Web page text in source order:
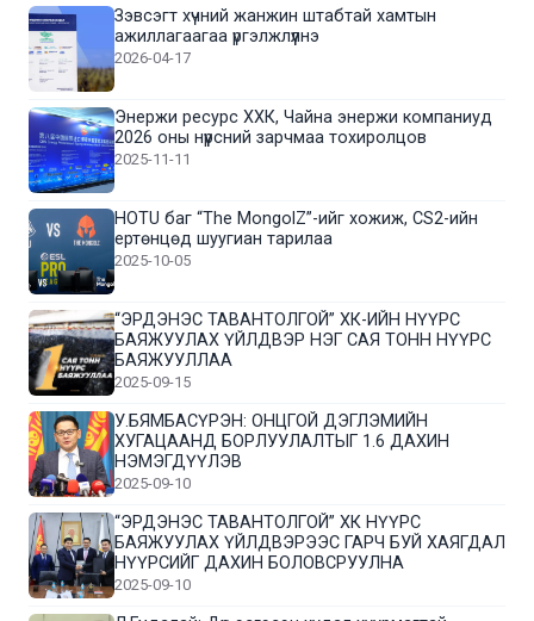
Зэвсэгт хүчний жанжин штабтай хамтын
ажиллагаагаа үргэлжлүүлнэ
2026-04-17
Энержи ресурс ХХК, Чайна энержи компаниуд
2026 оны нүүрсний зарчмаа тохиролцов
2025-11-11
HOTU баг “The MongolZ”-ийг хожиж, CS2-ийн
ертөнцөд шуугиан тарилаа
2025-10-05
“ЭРДЭНЭС ТАВАНТОЛГОЙ” ХК-ИЙН НҮҮРС
БАЯЖУУЛАХ ҮЙЛДВЭР НЭГ САЯ ТОНН НҮҮРС
БАЯЖУУЛЛАА
2025-09-15
У.БЯМБАСҮРЭН: ОНЦГОЙ ДЭГЛЭМИЙН
ХУГАЦААНД БОРЛУУЛАЛТЫГ 1.6 ДАХИН
НЭМЭГДҮҮЛЭВ
2025-09-10
“ЭРДЭНЭС ТАВАНТОЛГОЙ” ХК НҮҮРС
БАЯЖУУЛАХ ҮЙЛДВЭРЭЭС ГАРЧ БУЙ ХАЯГДАЛ
НҮҮРСИЙГ ДАХИН БОЛОВСРУУЛНА
2025-09-10